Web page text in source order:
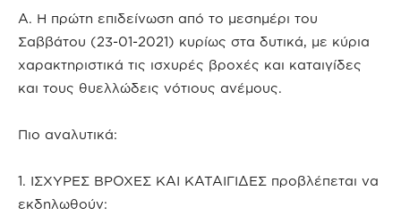
Α. Η πρώτη επιδείνωση από το μεσημέρι του
Σαββάτου (23-01-2021) κυρίως στα δυτικά, με κύρια
χαρακτηριστικά τις ισχυρές βροχές και καταιγίδες
και τους θυελλώδεις νότιους ανέμους.
Πιο αναλυτικά:
1. ΙΣΧΥΡΕΣ ΒΡΟΧΕΣ ΚΑΙ ΚΑΤΑΙΓΙΔΕΣ προβλέπεται να
εκδηλωθούν: